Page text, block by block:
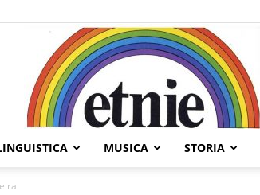
MUSICA STORIA